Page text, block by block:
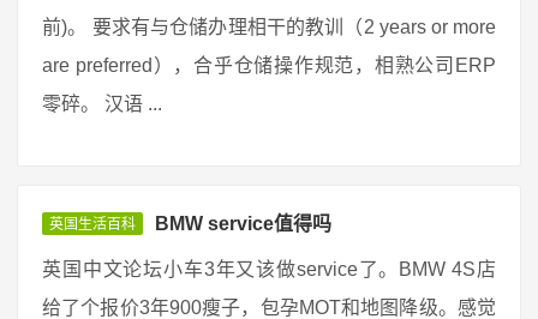
前)。 要求有与仓储办理相干的教训（2 years or more
are preferred），合乎仓储操作规范，相熟公司ERP
零碎。 汉语 ...
英国生活百科 BMW service值得吗
英国中文论坛小车3年又该做service了。BMW 4S店
给了个报价3年900瘦子，包孕MOT和地图降级。感觉